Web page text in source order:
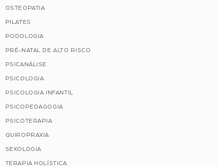
OSTEOPATIA
PILATES
PODOLOGIA
PRÉ-NATAL DE ALTO RISCO
PSICANÁLISE
PSICOLOGIA
PSICOLOGIA INFANTIL
PSICOPEDAGOGIA
PSICOTERAPIA
QUIROPRAXIA
SEXOLOGIA
TERAPIA HOLÍSTICA